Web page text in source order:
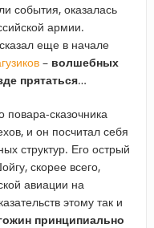
события, оказалась
армии.
еще в начале
– волшебных
прятаться…
повара-сказочника
и он посчитал себя
структур. Его острый
скорее всего,
авиации на
этому так и
принципиально